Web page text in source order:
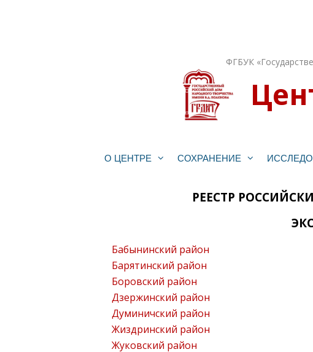
ФГБУК
О ЦЕНТРЕ СОХРАНЕНИЕ
РЕЕСТР
Бабынинский район
Барятинский район
Боровский район
Дзержинский район
Думиничский район
Жиздринский район
Жуковский район